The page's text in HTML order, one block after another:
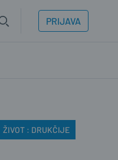
PRIJAVA
ŽIVOT : DRUKČIJE